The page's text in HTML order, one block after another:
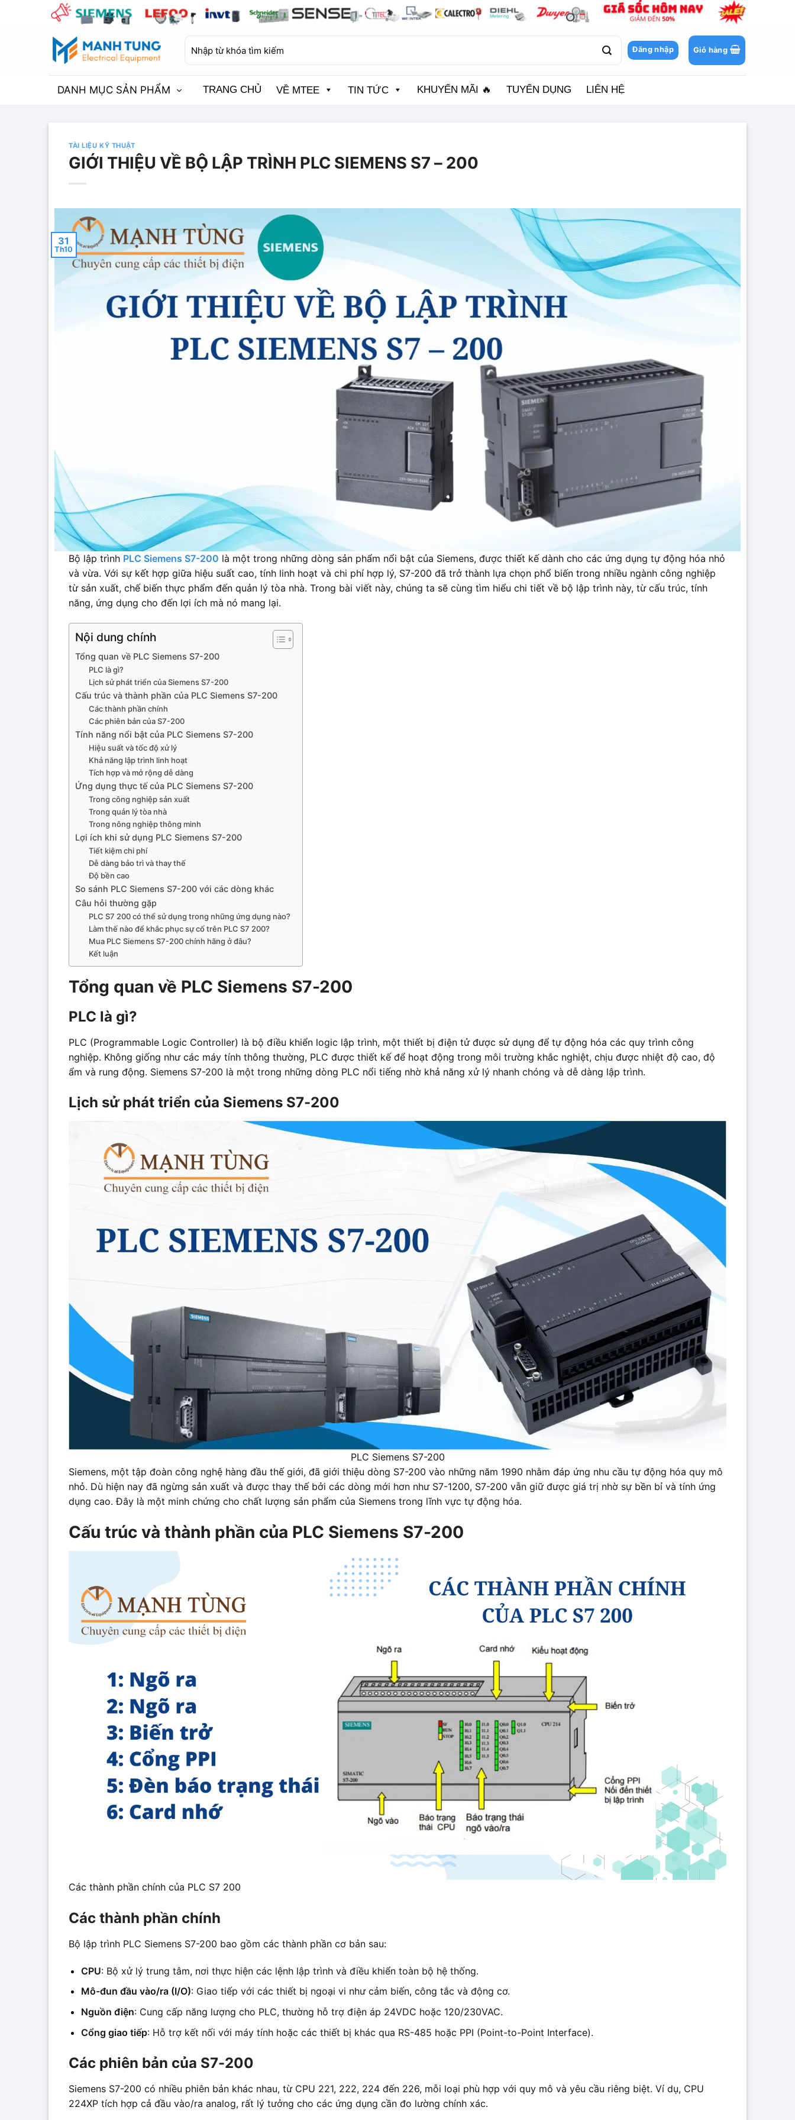
kiếm:
Đăng nhập Giỏ hàng
DANH MỤC SẢN PHẨM TRANG CHỦ VỀ MTEE TIN TỨC KHUYẾN MÃI 🔥 TUYỂN DỤNG LIÊN HỆ
TÀI LIỆU KỸ THUẬT
GIỚI THIỆU VỀ BỘ LẬP TRÌNH PLC SIEMENS S7 – 200
31
Th10
Bộ lập trình PLC Siemens S7-200 là một trong những dòng sản phẩm nổi bật của Siemens, được thiết kế dành cho các ứng dụng tự động hóa nhỏ
và vừa. Với sự kết hợp giữa hiệu suất cao, tính linh hoạt và chi phí hợp lý, S7-200 đã trở thành lựa chọn phổ biến trong nhiều ngành công nghiệp
từ sản xuất, chế biến thực phẩm đến quản lý tòa nhà. Trong bài viết này, chúng ta sẽ cùng tìm hiểu chi tiết về bộ lập trình này, từ cấu trúc, tính
năng, ứng dụng cho đến lợi ích mà nó mang lại.
Nội dung chính
Tổng quan về PLC Siemens S7-200
PLC là gì?
Lịch sử phát triển của Siemens S7-200
Cấu trúc và thành phần của PLC Siemens S7-200
Các thành phần chính
Các phiên bản của S7-200
Tính năng nổi bật của PLC Siemens S7-200
Hiệu suất và tốc độ xử lý
Khả năng lập trình linh hoạt
Tích hợp và mở rộng dễ dàng
Ứng dụng thực tế của PLC Siemens S7-200
Trong công nghiệp sản xuất
Trong quản lý tòa nhà
Trong nông nghiệp thông minh
Lợi ích khi sử dụng PLC Siemens S7-200
Tiết kiệm chi phí
Dễ dàng bảo trì và thay thế
Độ bền cao
So sánh PLC Siemens S7-200 với các dòng khác
Câu hỏi thường gặp
PLC S7 200 có thể sử dụng trong những ứng dụng nào?
Làm thế nào để khắc phục sự cố trên PLC S7 200?
Mua PLC Siemens S7-200 chính hãng ở đâu?
Kết luận
Tổng quan về PLC Siemens S7-200
PLC là gì?
PLC (Programmable Logic Controller) là bộ điều khiển logic lập trình, một thiết bị điện tử được sử dụng để tự động hóa các quy trình công
nghiệp. Không giống như các máy tính thông thường, PLC được thiết kế để hoạt động trong môi trường khắc nghiệt, chịu được nhiệt độ cao, độ
ẩm và rung động. Siemens S7-200 là một trong những dòng PLC nổi tiếng nhờ khả năng xử lý nhanh chóng và dễ dàng lập trình.
Lịch sử phát triển của Siemens S7-200
PLC Siemens S7-200
Siemens, một tập đoàn công nghệ hàng đầu thế giới, đã giới thiệu dòng S7-200 vào những năm 1990 nhằm đáp ứng nhu cầu tự động hóa quy mô
nhỏ. Dù hiện nay đã ngừng sản xuất và được thay thế bởi các dòng mới hơn như S7-1200, S7-200 vẫn giữ được giá trị nhờ sự bền bỉ và tính ứng
dụng cao. Đây là một minh chứng cho chất lượng sản phẩm của Siemens trong lĩnh vực tự động hóa.
Cấu trúc và thành phần của PLC Siemens S7-200
Các thành phần chính của PLC S7 200
Các thành phần chính
Bộ lập trình PLC Siemens S7-200 bao gồm các thành phần cơ bản sau:
CPU: Bộ xử lý trung tâm, nơi thực hiện các lệnh lập trình và điều khiển toàn bộ hệ thống.
Mô-đun đầu vào/ra (I/O): Giao tiếp với các thiết bị ngoại vi như cảm biến, công tắc và động cơ.
Nguồn điện: Cung cấp năng lượng cho PLC, thường hỗ trợ điện áp 24VDC hoặc 120/230VAC.
Cổng giao tiếp: Hỗ trợ kết nối với máy tính hoặc các thiết bị khác qua RS-485 hoặc PPI (Point-to-Point Interface).
Các phiên bản của S7-200
Siemens S7-200 có nhiều phiên bản khác nhau, từ CPU 221, 222, 224 đến 226, mỗi loại phù hợp với quy mô và yêu cầu riêng biệt. Ví dụ, CPU
224XP tích hợp cả đầu vào/ra analog, rất lý tưởng cho các ứng dụng cần đo lường chính xác.